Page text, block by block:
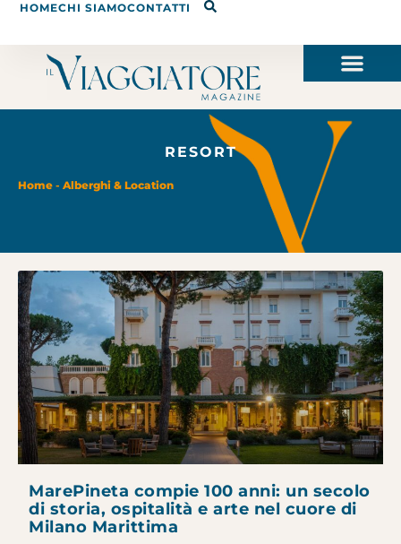
HOMECHI SIAMOCONTATTI
RESORT
Home - Alberghi & Location
MarePineta compie 100 anni: un secolo
di storia, ospitalità e arte nel cuore di
Milano Marittima